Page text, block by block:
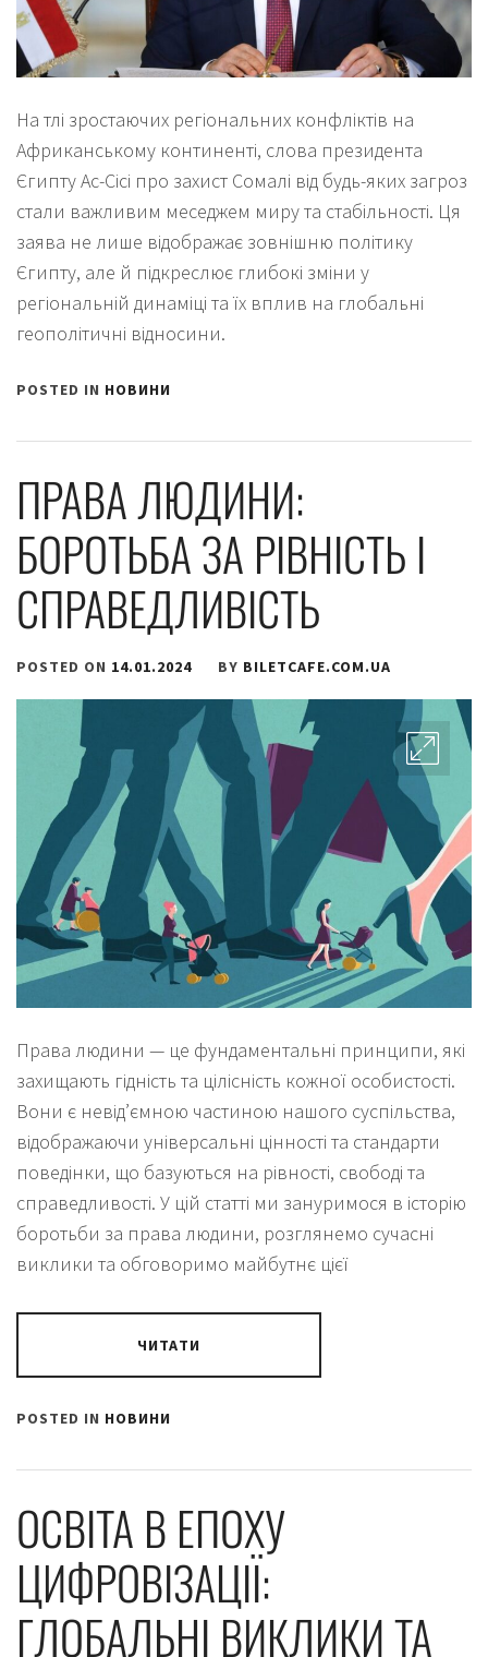
На тлі зростаючих регіональних конфліктів на
Африканському континенті, слова президента
Єгипту Ас-Сісі про захист Сомалі від будь-яких загроз
стали важливим меседжем миру та стабільності. Ця
заява не лише відображає зовнішню політику
Єгипту, але й підкреслює глибокі зміни у
регіональній динаміці та їх вплив на глобальні
геополітичні відносини.
POSTED IN НОВИНИ
ПРАВА ЛЮДИНИ:
БОРОТЬБА ЗА РІВНІСТЬ І
СПРАВЕДЛИВІСТЬ
POSTED ON 14.01.2024 BY BILETCAFE.COM.UA
Права людини — це фундаментальні принципи, які
захищають гідність та цілісність кожної особистості.
Вони є невід’ємною частиною нашого суспільства,
відображаючи універсальні цінності та стандарти
поведінки, що базуються на рівності, свободі та
справедливості. У цій статті ми зануримося в історію
боротьби за права людини, розглянемо сучасні
виклики та обговоримо майбутнє цієї
ЧИТАТИ
POSTED IN НОВИНИ
ОСВІТА В ЕПОХУ
ЦИФРОВІЗАЦІЇ:
ГЛОБАЛЬНІ ВИКЛИКИ ТА